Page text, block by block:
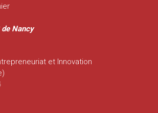
Nancy
et Innovation